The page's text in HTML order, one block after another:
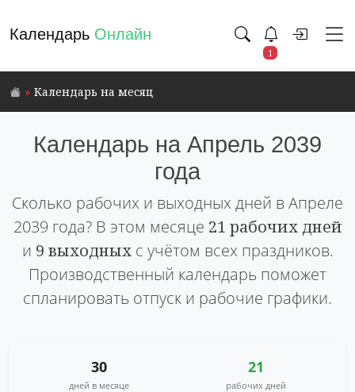
Календарь Онлайн
1
Календарь на месяц
Календарь на Апрель 2039
года
Сколько рабочих и выходных дней в Апреле
2039 года? В этом месяце 21 рабочих дней
и 9 выходныхс учётом всех праздников.
Производственный календарь поможет
спланировать отпуск и рабочие графики.
30
дней в месяце
21
рабочих дней